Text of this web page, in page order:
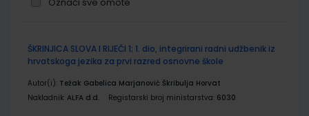
proizvodi
ŠKRINJICA SLOVA I RIJEČI 1; 1. dio, integrirani radni udžbenik iz
hrvatskoga jezika za prvi razred osnovne škole
Autor(i): Težak Gabelica Marjanović Škribulja Horvat
Nakladnik: ALFA d.d. Registarski broj ministarstva: 6030